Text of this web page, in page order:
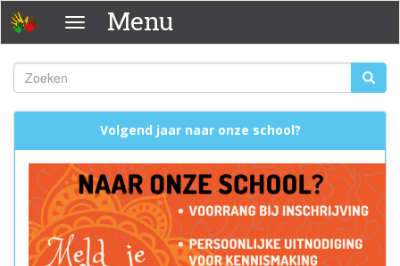
Overslaan
en
naar
de
inhoud
gaan
Menu Menu
Zoekveld
Zoeken
Volgend jaar naar onze school?